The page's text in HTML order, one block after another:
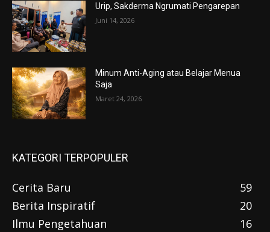
Urip, Sakderma Ngrumati Pengarepan
Juni 14, 2026
Minum Anti-Aging atau Belajar Menua
Saja
Maret 24, 2026
KATEGORI TERPOPULER
Cerita Baru
59
Berita Inspiratif
20
Ilmu Pengetahuan
16